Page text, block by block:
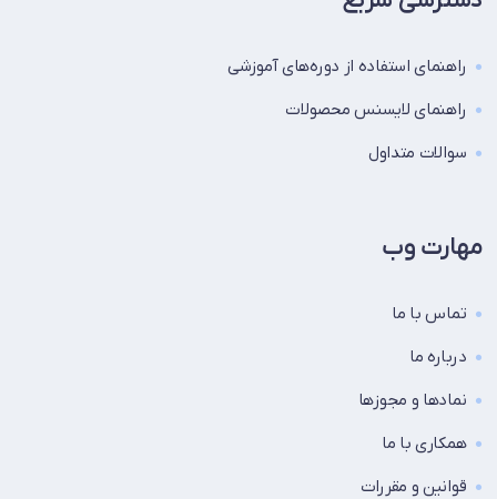
راهنمای استفاده از دوره‌های آموزشی
راهنمای لایسنس محصولات
سوالات متداول
مهارت وب
تماس با ما
درباره ما
نماد‌ها و مجوزها
همکاری با ما
قوانین و مقررات